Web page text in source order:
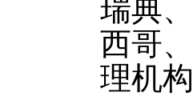
瑞典
西哥
理机